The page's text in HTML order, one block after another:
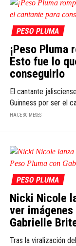
PESO PLUMA
¡Peso Pluma
Esto fue lo
conseguirlo
El cantante
Guinness por ser el
HACE 30 MESES
PESO PLUMA
Nicki Nicole
ver
Gabrielle
Tras la viralización